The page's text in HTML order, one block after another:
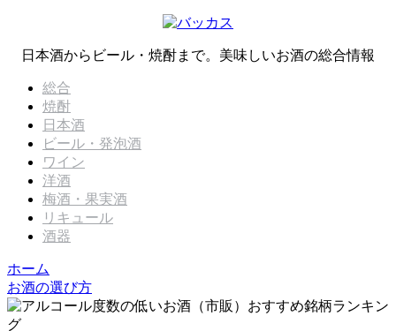
日本酒からビール・焼酎まで。美味しいお酒の総合情報
総合
焼酎
日本酒
ビール・発泡酒
ワイン
洋酒
梅酒・果実酒
リキュール
酒器
ホーム
お酒の選び方